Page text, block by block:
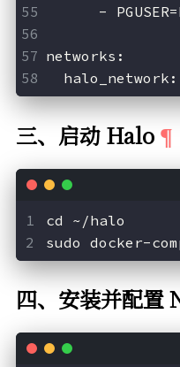
-
networks:
  halo_network:
三、启动 Halo
cd ~/halo
sudo docker-
四、安装并配置